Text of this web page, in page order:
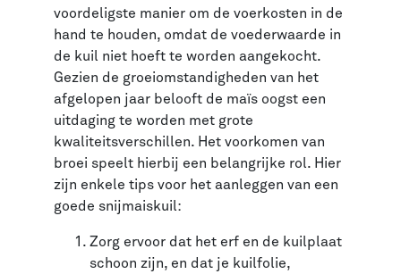
voordeligste manier om de voerkosten in de
hand te houden, omdat de voederwaarde in
de kuil niet hoeft te worden aangekocht.
Gezien de groeiomstandigheden van het
afgelopen jaar belooft de maïs oogst een
uitdaging te worden met grote
kwaliteitsverschillen. Het voorkomen van
broei speelt hierbij een belangrijke rol. Hier
zijn enkele tips voor het aanleggen van een
goede snijmaiskuil:
Zorg ervoor dat het erf en de kuilplaat
schoon zijn, en dat je kuilfolie,